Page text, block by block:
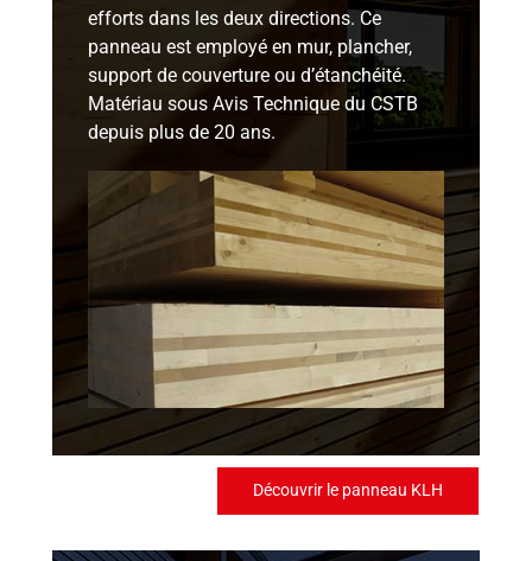
efforts dans les deux directions. Ce
panneau est employé en mur, plancher,
support de couverture ou d’étanchéité.
Matériau sous Avis Technique du CSTB
depuis plus de 20 ans.
Découvrir le panneau KLH